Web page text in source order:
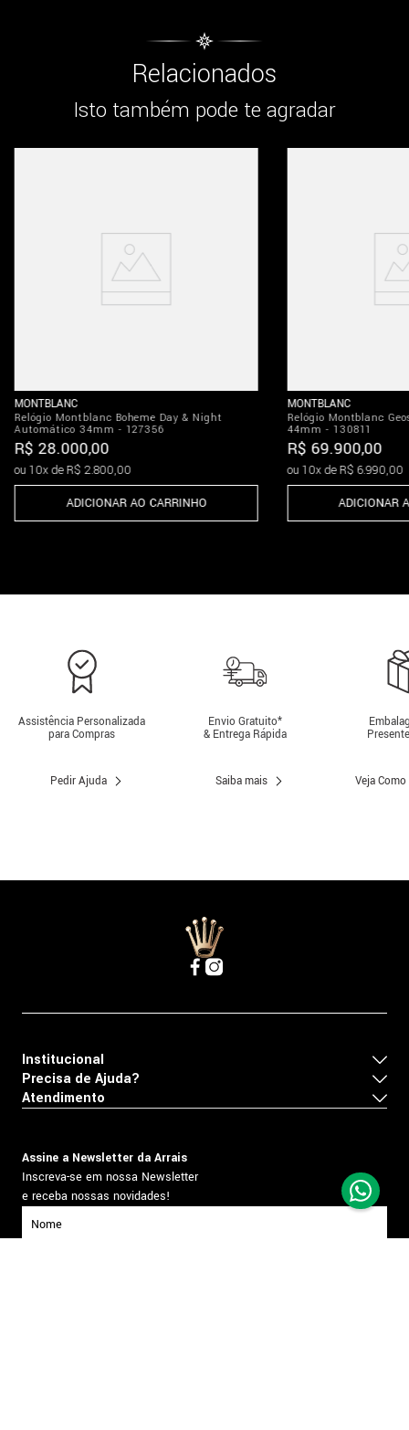
Relacionados
Isto também pode te agradar
MONTBLANC
Relógio Montblanc Boheme Day & Night
Automático 34mm - 127356
R$ 28.000,00
ou 10x deR$ 2.800,00
ADICIONAR AO CARRINHO
MONTBLANC
Relógio Montblanc
44mm - 130811
R$ 69.900,00
ou 10x deR$ 6.990,00
ADICIONAR
Assistência Personalizada
para Compras
Pedir Ajuda
Envio Gratuito*
& Entrega Rápida
Saiba mais Veja
Institucional
Precisa de Ajuda?
Atendimento
Assine a Newsletter da Arrais
Inscreva-se em nossa Newsletter
e receba nossas novidades!